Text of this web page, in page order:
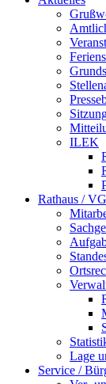
ILEK
Rathaus /
Lage
Service /